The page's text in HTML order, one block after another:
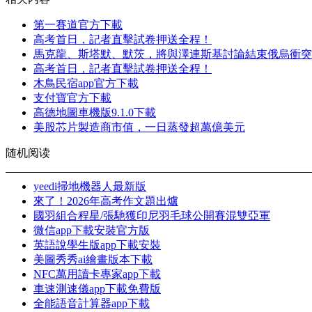
第一賽道官方下載
高考首日，記者直擊試卷押送全程！
馬克龍、斯塔默、默茨，將與澤連斯基討論結束俄烏衝
高考首日，記者直擊試卷押送全程！
木鳥民宿app官方下載
支付寶官方下載
高德地圖車機版9.1.0下載
美股芯片製造商市值，一日蒸發超萬億美元
随机阅读
yeedi掃地機器人最新版
來了！2026年高考作文題出爐
國羽組合程星/張馳獲印尼羽毛球公開賽混雙亞軍
微信app下載安裝官方版
英語說學生版app下載安裝
美圖秀秀ai繪畫版本下載
NFC萬用讀卡專家app下載
車速測速儀app下載免費版
全能語音計算器app下載